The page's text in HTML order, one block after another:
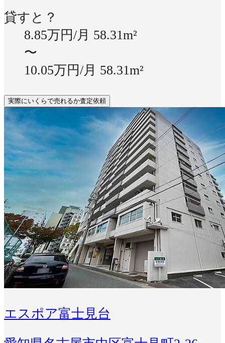
貸すと？
8.85万円/月 58.31m²
〜
10.05万円/月 58.31m²
実際にいくらで売れるか査定依頼
エスポア富士見台